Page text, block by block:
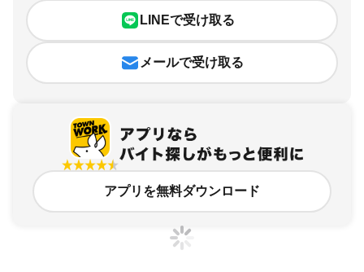
LINEで受け取る
メールで受け取る
アプリを無料ダウンロード